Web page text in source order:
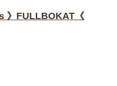
》FULLBOKAT《